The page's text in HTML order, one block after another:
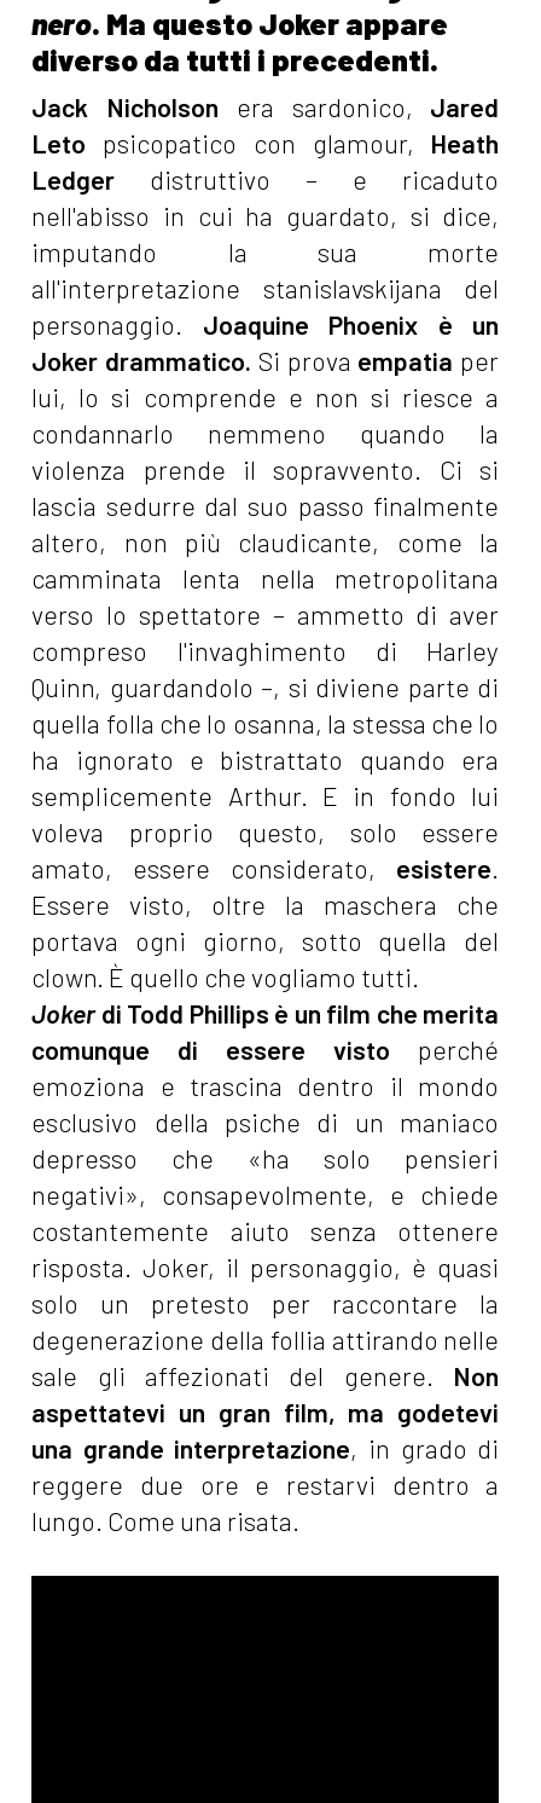
nero. Ma questo Joker appare
diverso da tutti i precedenti.
Jack Nicholson era sardonico, Jared
Leto psicopatico con glamour, Heath
Ledger distruttivo – e ricaduto
nell'abisso in cui ha guardato, si dice,
imputando la sua morte
all'interpretazione stanislavskijana del
personaggio. Joaquine Phoenix è un
Joker drammatico. Si prova empatia per
lui, lo si comprende e non si riesce a
condannarlo nemmeno quando la
violenza prende il sopravvento. Ci si
lascia sedurre dal suo passo finalmente
altero, non più claudicante, come la
camminata lenta nella metropolitana
verso lo spettatore – ammetto di aver
compreso l'invaghimento di Harley
Quinn, guardandolo –, si diviene parte di
quella folla che lo osanna, la stessa che lo
ha ignorato e bistrattato quando era
semplicemente Arthur. E in fondo lui
voleva proprio questo, solo essere
amato, essere considerato, esistere
Essere visto, oltre la maschera che
portava ogni giorno, sotto quella del
clown. È quello che vogliamo tutti.
Jokerdi Todd Phillips è un film che merita
comunque di essere visto perché
emoziona e trascina dentro il mondo
esclusivo della psiche di un maniaco
depresso che «ha solo pensieri
negativi», consapevolmente, e chiede
costantemente aiuto senza ottenere
risposta. Joker, il personaggio, è quasi
solo un pretesto per raccontare la
degenerazione della follia attirando nelle
sale gli affezionati del genere.
Non
aspettatevi un gran film, ma godetevi
una grande interpretazione, in grado di
reggere due ore e restarvi dentro a
lungo. Come una risata.